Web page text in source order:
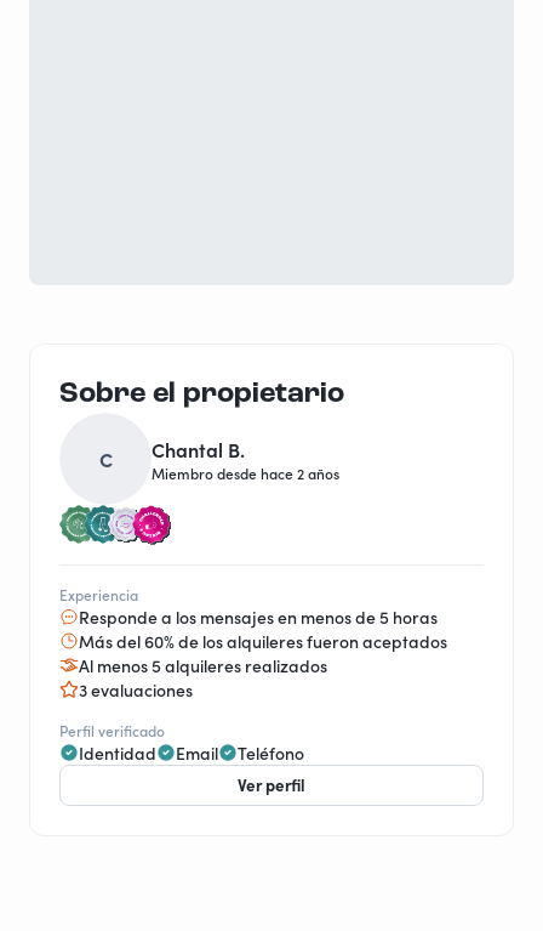
Sobre el propietario
C Chantal B.
Miembro desde hace 2 años
Experiencia
Responde a los mensajes en menos de 5 horas
Más del 60% de los alquileres fueron aceptados
Al menos 5 alquileres realizados
3 evaluaciones
Perfil verificado
Identidad Email Teléfono
Ver perfil